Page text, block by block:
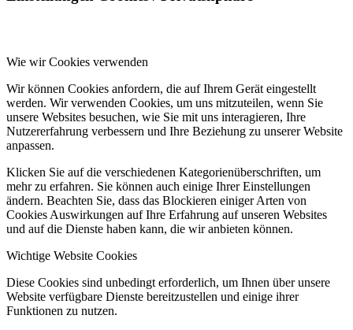
Wie wir Cookies verwenden
Wir können Cookies anfordern, die auf Ihrem Gerät eingestellt
werden. Wir verwenden Cookies, um uns mitzuteilen, wenn Sie
unsere Websites besuchen, wie Sie mit uns interagieren, Ihre
Nutzererfahrung verbessern und Ihre Beziehung zu unserer Website
anpassen.
Klicken Sie auf die verschiedenen Kategorienüberschriften, um
mehr zu erfahren. Sie können auch einige Ihrer Einstellungen
ändern. Beachten Sie, dass das Blockieren einiger Arten von
Cookies Auswirkungen auf Ihre Erfahrung auf unseren Websites
und auf die Dienste haben kann, die wir anbieten können.
Wichtige Website Cookies
Diese Cookies sind unbedingt erforderlich, um Ihnen über unsere
Website verfügbare Dienste bereitzustellen und einige ihrer
Funktionen zu nutzen.